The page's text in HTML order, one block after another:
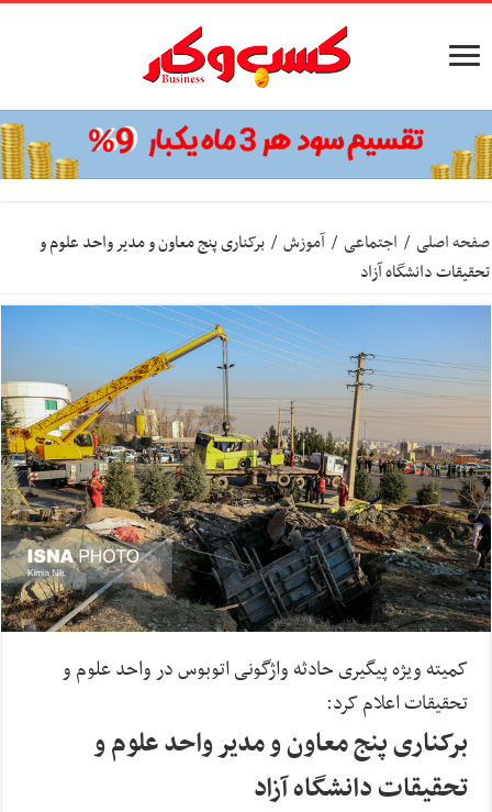
صفحه اصلی / اجتماعی / آموزش / برکناری پنج معاون و مدیر واحد علوم و
تحقیقات دانشگاه آزاد
کمیته ویژه پیگیری حادثه واژگونی اتوبوس در واحد علوم و
تحقیقات اعلام کرد:
برکناری پنج معاون و مدیر واحد علوم و
تحقیقات دانشگاه آزاد